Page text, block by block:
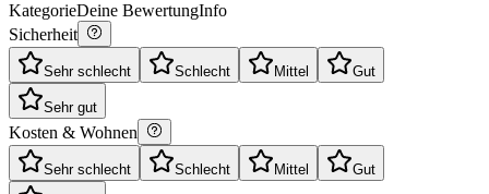
KategorieDeine BewertungInfo
Sicherheit
Sehr schlecht Schlecht Mittel Gut
Sehr gut
Kosten & Wohnen
Sehr schlecht Schlecht Mittel Gut